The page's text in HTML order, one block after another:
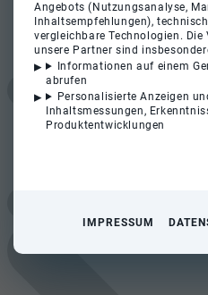
Angebots (Nutzungsanalyse,
Inhaltsempfehlungen),
vergleichbare Technologien.
unsere Partner sind
Informationen auf einem
abrufen
Personalisierte Anzeigen
Inhaltsmessungen,
Produktentwicklungen
IMPRESSUM